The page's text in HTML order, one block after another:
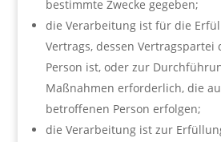
bestimmte Zwecke gegeben;
die Verarbeitung ist für die
Vertrags, dessen Vertragspartei
Person ist, oder zur
Maßnahmen erforderlich, die
betroffenen Person erfolgen;
die Verarbeitung ist zur